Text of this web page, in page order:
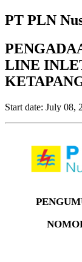
PT PLN
LINE
Start date: July 08,